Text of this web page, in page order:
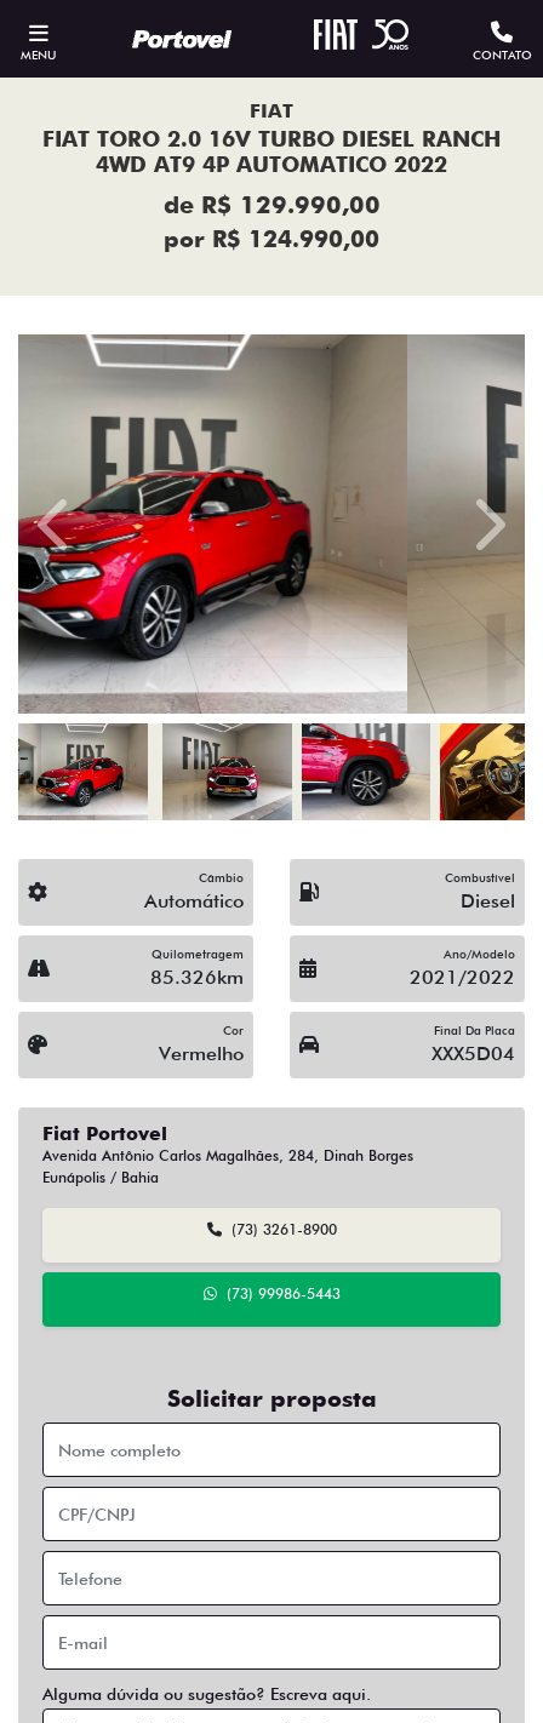
MENU CONTATO
FIAT
FIAT TORO 2.0 16V TURBO DIESEL RANCH
4WD AT9 4P AUTOMATICO 2022
de R$ 129.990,00
por R$ 124.990,00
Previous Next
Câmbio
Automático
Combustível
Diesel
Quilometragem
85.326km
Ano/Modelo
2021/2022
Cor
Vermelho
Final Da Placa
XXX5D04
Fiat Portovel
Avenida Antônio Carlos Magalhães, 284, Dinah Borges
Eunápolis / Bahia
(73) 3261-8900
(73) 99986-5443
Solicitar proposta
Alguma dúvida ou sugestão? Escreva aqui.